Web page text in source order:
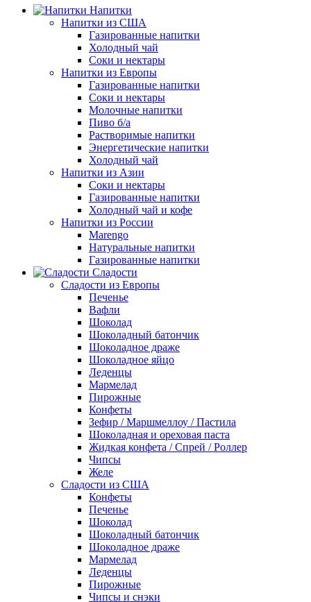
Напитки
Напитки из США
Газированные напитки
Холодный чай
Соки и нектары
Напитки из Европы
Газированные напитки
Соки и нектары
Молочные напитки
Пиво б/а
Растворимые напитки
Энергетические напитки
Холодный чай
Напитки из Азии
Соки и нектары
Газированные напитки
Холодный чай и кофе
Напитки из России
Marengo
Натуральные напитки
Газированные напитки
Сладости
Сладости из Европы
Печенье
Вафли
Шоколад
Шоколадный батончик
Шоколадное драже
Шоколадное яйцо
Леденцы
Мармелад
Пирожные
Конфеты
Зефир / Маршмеллоу / Пастила
Шоколадная и ореховая паста
Жидкая конфета / Спрей / Роллер
Чипсы
Желе
Сладости из США
Конфеты
Печенье
Шоколад
Шоколадный батончик
Шоколадное драже
Мармелад
Леденцы
Пирожные
Чипсы и снэки